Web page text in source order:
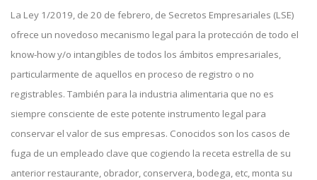
La Ley 1/2019, de 20 de febrero, de Secretos Empresariales (LSE)
ofrece un novedoso mecanismo legal para la protección de todo el
know-how y/o intangibles de todos los ámbitos empresariales,
particularmente de aquellos en proceso de registro o no
registrables. También para la industria alimentaria que no es
siempre consciente de este potente instrumento legal para
conservar el valor de sus empresas. Conocidos son los casos de
fuga de un empleado clave que cogiendo la receta estrella de su
anterior restaurante, obrador, conservera, bodega, etc, monta su